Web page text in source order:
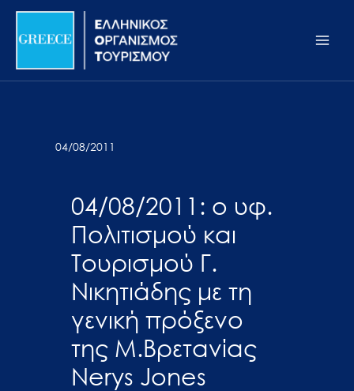
Σημείωση:
ιστότοπος
προσβασιμότητας.
Μετάβαση
περιεχόμενο
04/08/2011
04/08/2011: ο υφ.
Πολιτισμού και
Τουρισμού Γ.
Νικητιάδης με τη
γενική πρόξενο
της Μ.Βρετανίας
Nerys Jones